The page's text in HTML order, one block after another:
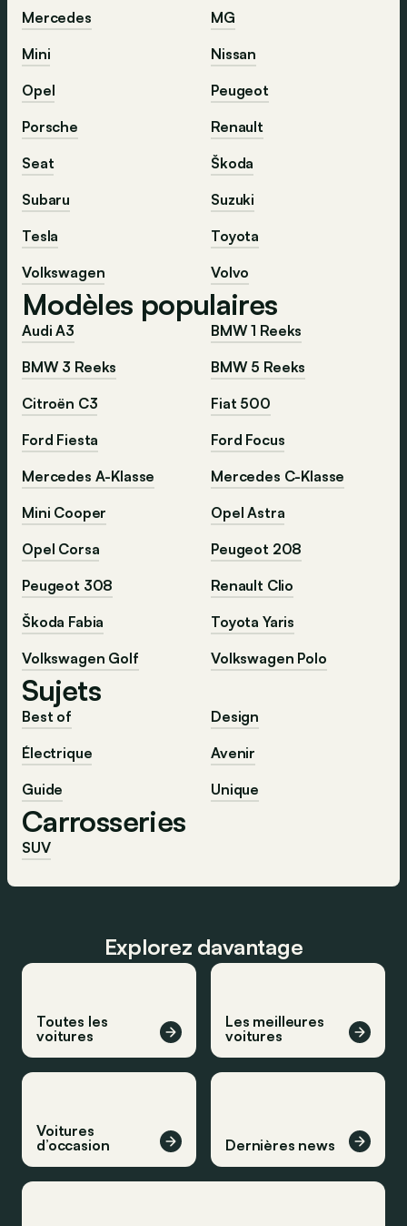
Mercedes
MG
Mini
Nissan
Opel
Peugeot
Porsche
Renault
Seat
Škoda
Subaru
Suzuki
Tesla
Toyota
Volkswagen
Volvo
Modèles populaires
Audi A3
BMW 1 Reeks
BMW 3 Reeks
BMW 5 Reeks
Citroën C3
Fiat 500
Ford Fiesta
Ford Focus
Mercedes A-Klasse
Mercedes C-Klasse
Mini Cooper
Opel Astra
Opel Corsa
Peugeot 208
Peugeot 308
Renault Clio
Škoda Fabia
Toyota Yaris
Volkswagen Golf
Volkswagen Polo
Sujets
Best of
Design
Électrique
Avenir
Guide
Unique
Carrosseries
SUV
Explorez davantage
Toutes les
voitures
Les meilleures
voitures
Voitures
d’occasion
Dernières news